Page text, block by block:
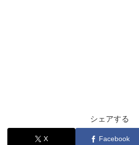
シェアする
X Facebook